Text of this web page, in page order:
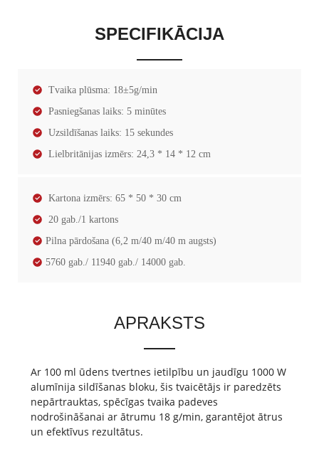
SPECIFIKĀCIJA
Tvaika plūsma: 18±5g/min
Pasniegšanas laiks: 5 minūtes
Uzsildīšanas laiks: 15 sekundes
Lielbritānijas izmērs: 24,3 * 14 * 12 cm
Kartona izmērs: 65 * 50 * 30 cm
20 gab./1 kartons
Pilna pārdošana (6,2 m/40 m/40 m augsts)
5760 gab./ 11940 gab./ 14000 gab.
APRAKSTS
Ar 100 ml ūdens tvertnes ietilpību un jaudīgu 1000 W
alumīnija sildīšanas bloku, šis tvaicētājs ir paredzēts
nepārtrauktas, spēcīgas tvaika padeves
nodrošināšanai ar ātrumu 18 g/min, garantējot ātrus
un efektīvus rezultātus.